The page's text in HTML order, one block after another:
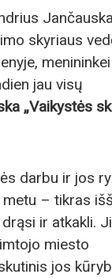
skyriaus
menininkei
jau visų
„Vaikystės
darbu ir jos
– tikras
ir atkakli.
miesto
jos